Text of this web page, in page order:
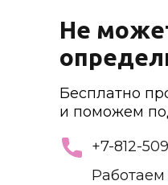
Не
Работаем
+7-812-
Бесплатно
и поможем